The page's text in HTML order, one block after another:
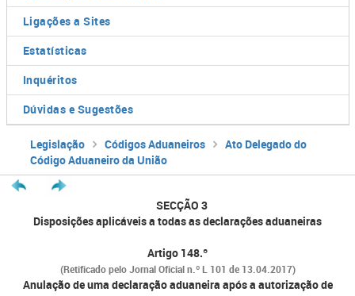
Ligações a Sites
Estatísticas
Inquéritos
Dúvidas e Sugestões
Legislação Códigos Aduaneiros
Ato Delegado do
Código Aduaneiro da União
SECÇÃO 3
Disposições aplicáveis a todas as declarações aduaneiras
Artigo 148.º
(Retificado pelo Jornal Oficial n.º L 101 de 13.04.2017)
Anulação de uma declaração aduaneira após a autorização de